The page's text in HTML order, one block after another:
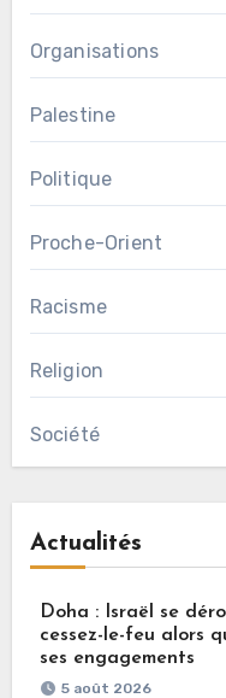
Organisations
Palestine
Politique
Proche-Orient
Racisme
Religion
Société
Actualités
Doha : Israël se
cessez-le-feu alors
ses engagements
5 août 2026